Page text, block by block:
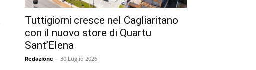
Tuttigiorni cresce nel Cagliaritano
con il nuovo store di Quartu
Sant’Elena
Redazione - 30 Luglio 2026